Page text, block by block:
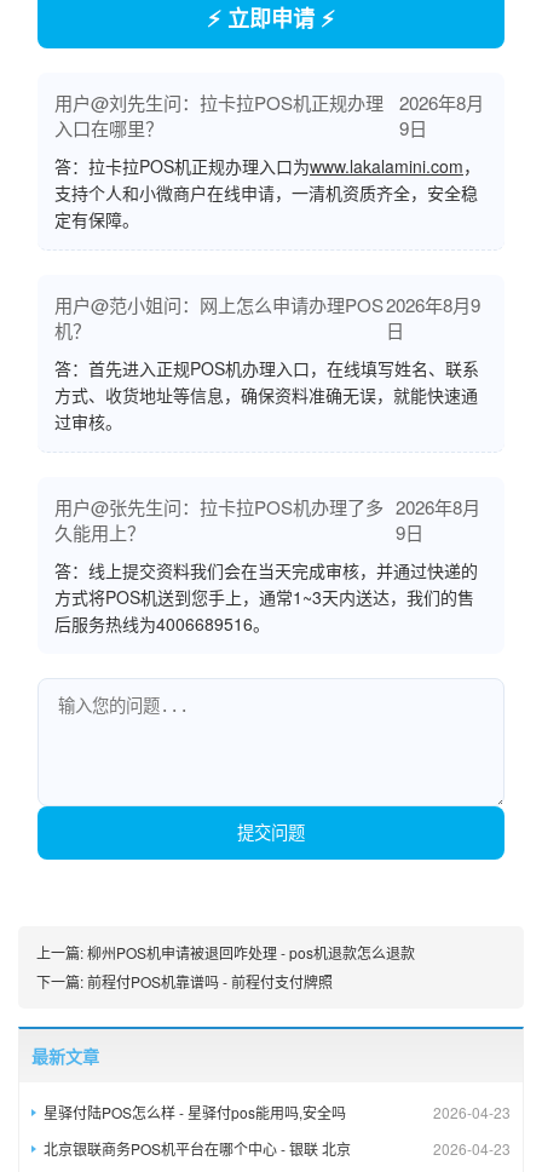
⚡ 立即申请 ⚡
用户@刘先生问：拉卡拉POS机正规办理
入口在哪里？
2026年8月
9日
答：拉卡拉POS机正规办理入口为www.lakalamini.com，
支持个人和小微商户在线申请，一清机资质齐全，安全稳
定有保障。
用户@范小姐问：网上怎么申请办理POS
机？
2026年8月9
日
答：首先进入正规POS机办理入口，在线填写姓名、联系
方式、收货地址等信息，确保资料准确无误，就能快速通
过审核。
用户@张先生问：拉卡拉POS机办理了多
久能用上？
2026年8月
9日
答：线上提交资料我们会在当天完成审核，并通过快递的
方式将POS机送到您手上，通常1~3天内送达，我们的售
后服务热线为4006689516。
提交问题
上一篇:柳州POS机申请被退回咋处理 - pos机退款怎么退款
下一篇:前程付POS机靠谱吗 - 前程付支付牌照
最新文章
2026-04-23
星驿付陆POS怎么样 - 星驿付pos能用吗,安全吗
2026-04-23
北京银联商务POS机平台在哪个中心 - 银联 北京